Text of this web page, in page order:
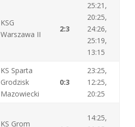
KSG
Warszawa II
2:3
25:21,
20:25,
24:26,
25:19,
13:15
KS Sparta
Grodzisk
Mazowiecki
0:3
23:25,
12:25,
20:25
KS Grom
14:25,